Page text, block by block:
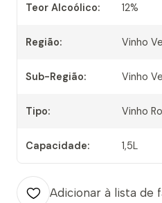
Teor Alcoólico: 12%
Região: Vinho
Sub-Região: Vinho
Tipo: Vinho
Capacidade: 1,5L
Adicionar à lista de